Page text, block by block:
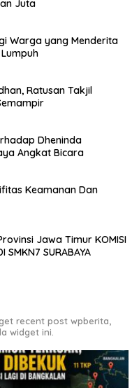
Juta
Warga yang Menderita
Ratusan Takjil
Dheninda
Angkat Bicara
Keamanan Dan
Jawa Timur KOMISI
SMKN7 SURABAYA
recent post wpberita,
widget ini.